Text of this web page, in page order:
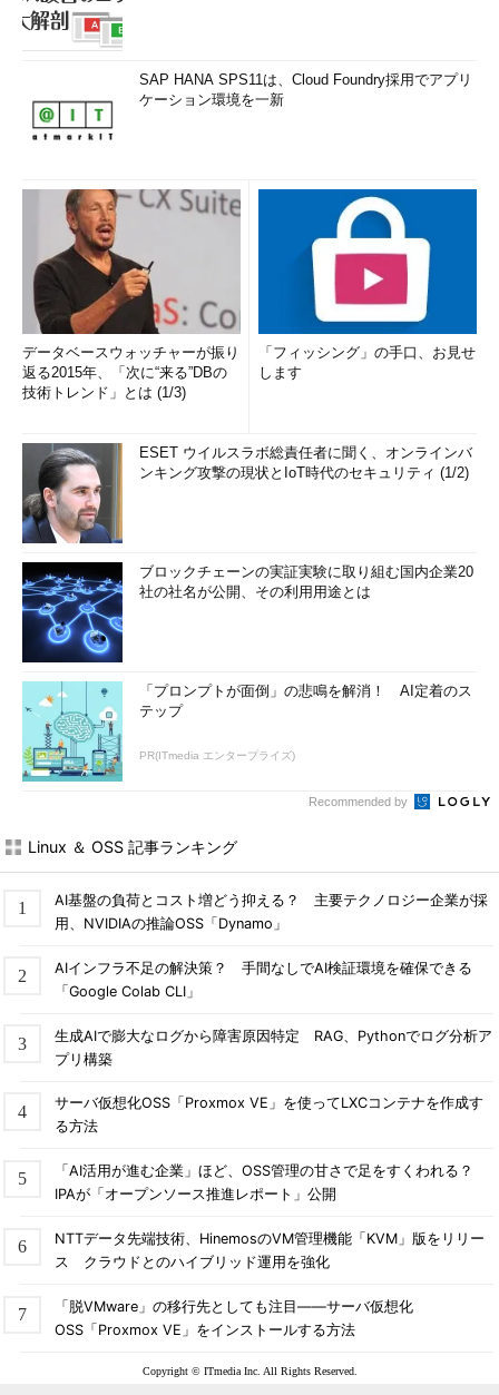
SAP HANA SPS11は、Cloud Foundry採用でアプリ
ケーション環境を一新
データベースウォッチャーが振り
返る2015年、「次に“来る”DBの
技術トレンド」とは (1/3)
「フィッシング」の手口、お見せ
します
ESET ウイルスラボ総責任者に聞く、オンラインバ
ンキング攻撃の現状とIoT時代のセキュリティ (1/2)
ブロックチェーンの実証実験に取り組む国内企業20
社の社名が公開、その利用用途とは
「プロンプトが面倒」の悲鳴を解消！ AI定着のス
テップ
PR(ITmedia エンタープライズ)
Recommended by
Linux ＆ OSS 記事ランキング
AI基盤の負荷とコスト増どう抑える？ 主要テクノロジー企業が採
用、NVIDIAの推論OSS「Dynamo」
AIインフラ不足の解決策？ 手間なしでAI検証環境を確保できる
「Google Colab CLI」
生成AIで膨大なログから障害原因特定 RAG、Pythonでログ分析ア
プリ構築
サーバ仮想化OSS「Proxmox VE」を使ってLXCコンテナを作成す
る方法
「AI活用が進む企業」ほど、OSS管理の甘さで足をすくわれる？
IPAが「オープンソース推進レポート」公開
NTTデータ先端技術、HinemosのVM管理機能「KVM」版をリリー
ス クラウドとのハイブリッド運用を強化
「脱VMware」の移行先としても注目――サーバ仮想化
OSS「Proxmox VE」をインストールする方法
Copyright © ITmedia Inc. All Rights Reserved.